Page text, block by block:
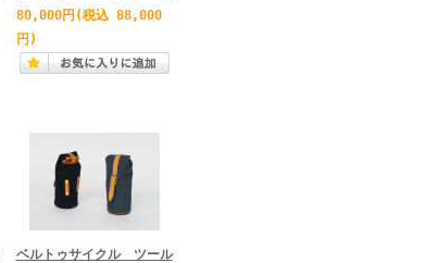
80,000円 (税込 88,000
円)
ベルトゥサイクル ツール